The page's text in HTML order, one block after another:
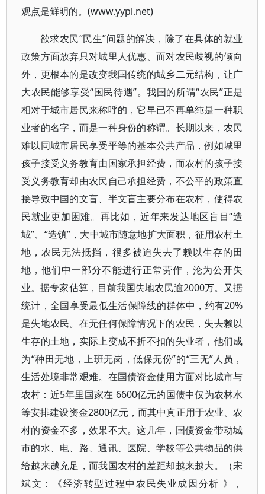
观点是鲜明的。(www.yypl.net)
欲求农民“民生”问题的解决，除了在具体的就业
政策方面放弃只对城里人优惠、而对农民歧视的倾向
外，更根本的是改变我国传统的城乡二元结构，让广
大农民能够享受“国民待遇”。我国的所谓“农民”正是
相对于城市居民来称呼的，它早已不再单纯是一种职
业者的名字，而是一种身份的称谓。长期以来，农民
难以同城市居民享受平等的基本公共产品，例如城里
孩子接受义务教育由国家承担经费，而农村的孩子接
受义务教育却由农民自己承担经费，不公平的政策直
接导致中国的文盲、半文盲主要分布在农村，使得农
民就业更加困难。再比如，近年来发达地区盲目“造
城”、“造镇”，大中城市随意地扩大面积，征用农村土
地，农民无法抵挡，很多被迫失去了赖以生存的田
地，他们中一部分不能进行正常劳作，沦为公开失
业。据专家估算，目前我国失地农民逾2000万。又据
统计，全国享受最低生活保障线的群体中，约有20%
是失地农民。在无任何保障情况下的农民，失去赖以
生存的土地，实际上变成不折不扣的失业者，他们成
为“种田无地，上班无岗，低保无份”的“三无”人员，
生活处境非常艰难。在国债资金使用方面对比城市与
农村：近5年里国家在 6600亿元的国债中仅为农林水
等安排建设资金2800亿元，而其中真正用于农业、农
村的资金不多，效果不大。这几年，国债资金带动城
市的水、电、路、通讯、医院、学校等公共物品的供
给越来越充足，而我国农村的差距却越来越大。（宋
斌文：《经济转型过程中农民失业成因分析 》，